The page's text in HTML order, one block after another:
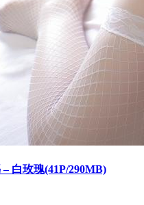
– 白玫瑰(41P/290MB)